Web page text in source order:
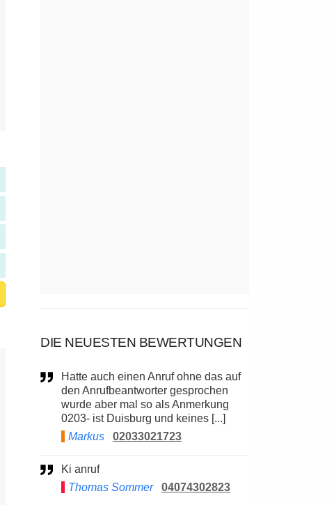
DIE NEUESTEN BEWERTUNGEN
Hatte auch einen Anruf ohne das auf
den Anrufbeantworter gesprochen
wurde aber mal so als Anmerkung
0203- ist Duisburg und keines [...]
Markus
02033021723
Ki anruf
Thomas Sommer
04074302823